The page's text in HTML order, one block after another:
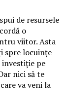
de resursele
o
viitor. Asta
spre locuințe
pe
nici să te
va veni la